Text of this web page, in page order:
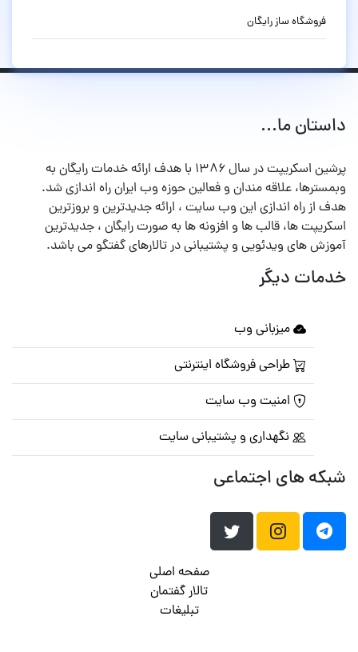
فروشگاه ساز رایگان
داستان ما...
پرشین اسکریپت در سال ۱۳۸۶ با هدف ارائه خدمات رایگان به
وبمسترها، علاقه مندان و فعالین حوزه وب ایران راه اندازی شد.
هدف از راه اندازی این وب سایت ، ارائه جدیدترین و بروزترین
اسکریپت ها، قالب ها و افزونه ها به صورت رایگان ، جدیدترین
آموزش های ویدئویی و پشتیبانی در تالارهای گفتگو می باشد.
خدمات دیگر
میزبانی وب
طراحی فروشگاه اینترنتی
امنیت وب سایت
نگهداری و پشتیبانی سایت
شبکه های اجتماعی
صفحه اصلی
تالار گفتمان
تبلیغات